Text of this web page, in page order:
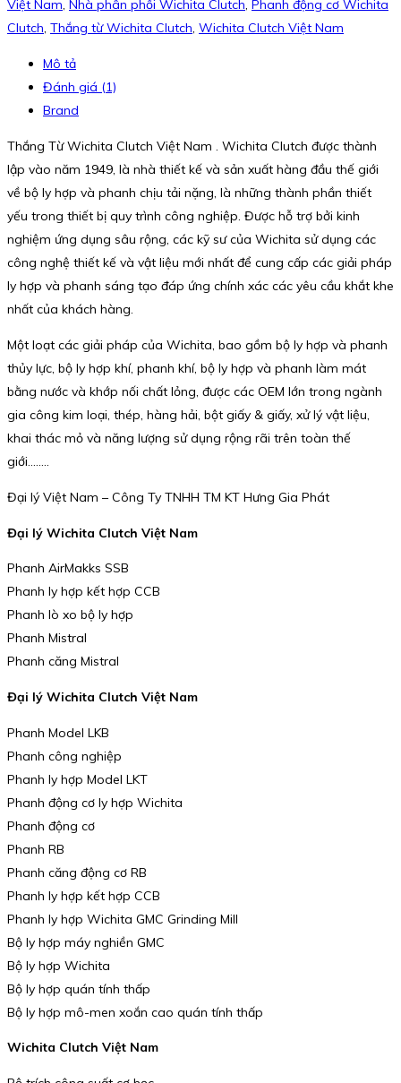
Việt Nam, Nhà phân phối Wichita Clutch, Phanh động cơ Wichita
Clutch, Thắng từ Wichita Clutch, Wichita Clutch Việt Nam
Mô tả
Đánh giá (1)
Brand
Thắng Từ Wichita Clutch Việt Nam . Wichita Clutch được thành
lập vào năm 1949, là nhà thiết kế và sản xuất hàng đầu thế giới
về bộ ly hợp và phanh chịu tải nặng, là những thành phần thiết
yếu trong thiết bị quy trình công nghiệp. Được hỗ trợ bởi kinh
nghiệm ứng dụng sâu rộng, các kỹ sư của Wichita sử dụng các
công nghệ thiết kế và vật liệu mới nhất để cung cấp các giải pháp
ly hợp và phanh sáng tạo đáp ứng chính xác các yêu cầu khắt khe
nhất của khách hàng.
Một loạt các giải pháp của Wichita, bao gồm bộ ly hợp và phanh
thủy lực, bộ ly hợp khí, phanh khí, bộ ly hợp và phanh làm mát
bằng nước và khớp nối chất lỏng, được các OEM lớn trong ngành
gia công kim loại, thép, hàng hải, bột giấy & giấy, xử lý vật liệu,
khai thác mỏ và năng lượng sử dụng rộng rãi trên toàn thế
giới……..
Đại lý Việt Nam – Công Ty TNHH TM KT Hưng Gia Phát
Đại lý Wichita Clutch Việt Nam
Phanh AirMakks SSB
Phanh ly hợp kết hợp CCB
Phanh lò xo bộ ly hợp
Phanh Mistral
Phanh căng Mistral
Đại lý Wichita Clutch Việt Nam
Phanh Model LKB
Phanh công nghiệp
Phanh ly hợp Model LKT
Phanh động cơ ly hợp Wichita
Phanh động cơ
Phanh RB
Phanh căng động cơ RB
Phanh ly hợp kết hợp CCB
Phanh ly hợp Wichita GMC Grinding Mill
Bộ ly hợp máy nghiền GMC
Bộ ly hợp Wichita
Bộ ly hợp quán tính thấp
Bộ ly hợp mô-men xoắn cao quán tính thấp
Wichita Clutch Việt Nam